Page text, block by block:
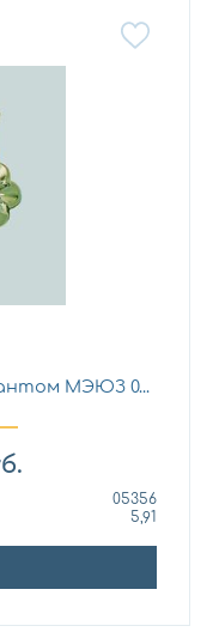
МЭЮЗ 0...
05356
5,91